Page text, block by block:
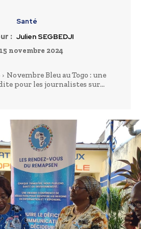
Santé
: Julien SEGBEDJI
15 novembre 2024
Novembre Bleu au Togo : une
pour les journalistes sur...